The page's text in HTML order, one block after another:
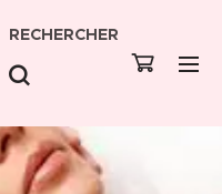
RECHERCHER